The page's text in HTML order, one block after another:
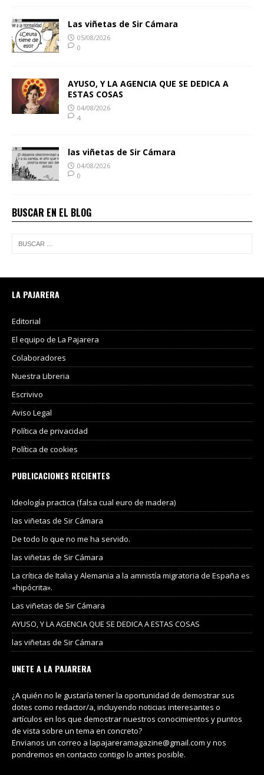
Las viñetas de Sir Cámara
05/08/2026
0
AYUSO, Y LA AGENCIA QUE SE DEDICA A
ESTAS COSAS
04/08/2026
4
las viñetas de Sir Cámara
04/08/2026
0
BUSCAR EN EL BLOG
LA PAJARERA
Editorial
El equipo de La Pajarera
Colaboradores
Nuestra Libreria
Escrivivo
Aviso Legal
Política de privacidad
Política de cookies
PUBLICACIONES RECIENTES
Ideología practica (falsa cual euro de madera)
las viñetas de Sir Cámara
De todo lo que no me ha servido.
las viñetas de Sir Cámara
La crítica de Italia y Alemania a la amnistía migratoria de España es
«hipócrita».
Las viñetas de Sir Cámara
AYUSO, Y LA AGENCIA QUE SE DEDICA A ESTAS COSAS
las viñetas de Sir Cámara
UNETE A LA PAJARERA
¿A quién no le gustaría tener la oportunidad de demostrar sus
dotes como redactor/a, incluyendo noticias interesantes o
artículos en los que demostrar nuestros conocimientos y puntos
de vista sobre un tema en concreto?
Envianos un correo a lapajareramagazine@gmail.com y nos
pondremos en contacto contigo lo antes posible.